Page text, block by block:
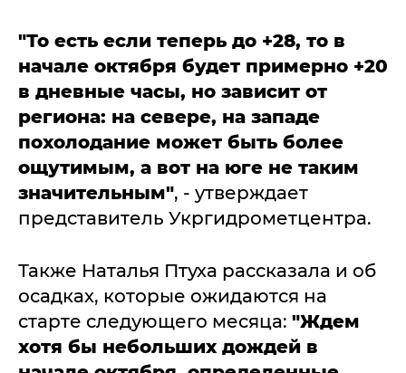
"То есть если теперь до +28, то в
начале октября будет примерно +20
в дневные часы, но зависит от
региона: на севере, на западе
похолодание может быть более
ощутимым, а вот на юге не таким
значительным", - утверждает
представитель Укргидрометцентра.
Также Наталья Птуха рассказала и об
осадках, которые ожидаются на
старте следующего месяца: "Ждем
хотя бы небольших дождей в